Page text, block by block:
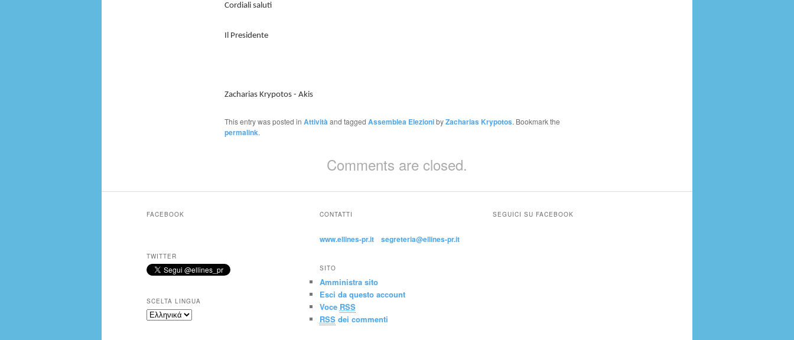
Cordiali saluti
Il Presidente
Zacharias Krypotos - Akis
This entry was posted in Attivitàand tagged Assemblea ElezionibyZacharias Krypotos. Bookmark the
permalink.
Comments are closed.
FACEBOOK
TWITTER
SCELTA LINGUA
CONTATTI
www.ellines-pr.it segreteria@ellines-pr.it
SITO
Amministra sito
Esci da questo account
Voce RSS
RSSdei commenti
SEGUICI SU FACEBOOK